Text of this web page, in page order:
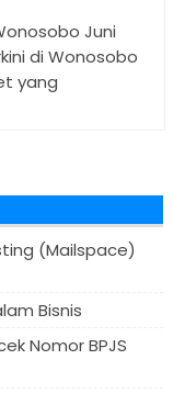
Juni
di Wonosobo
yang
(Mailspace)
Bisnis
Nomor BPJS